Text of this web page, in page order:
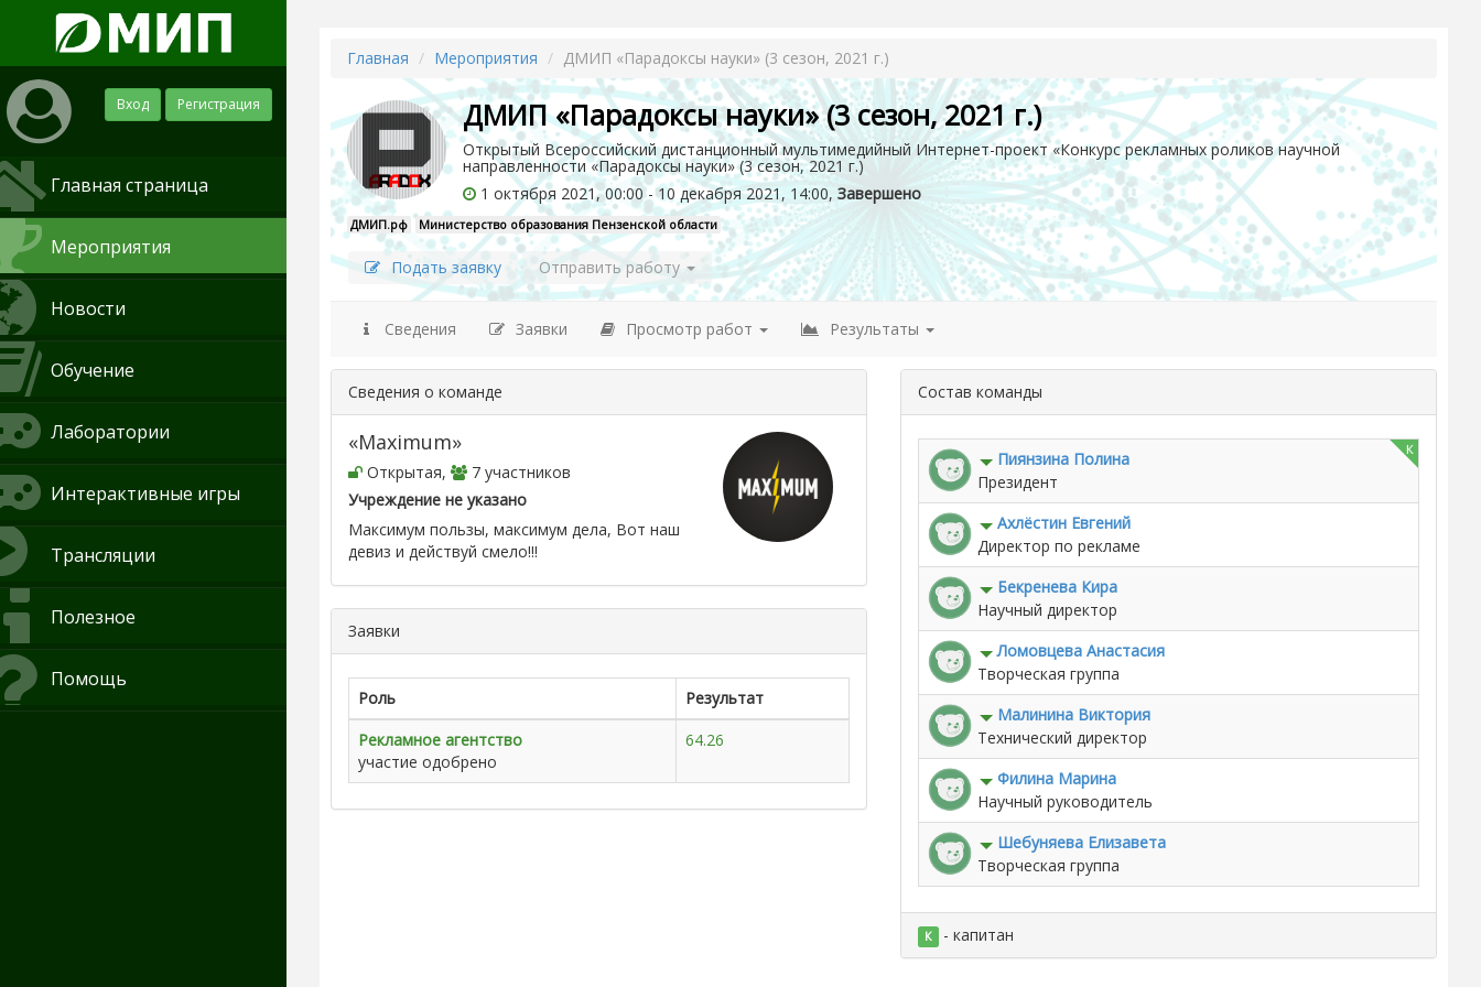
Вход Регистрация
Главная страница
Мероприятия
Новости
Обучение
Лаборатории
Интерактивные игры
Трансляции
Полезное
Помощь
Главная Мероприятия ДМИП «Парадоксы науки» (3 сезон, 2021 г.)
ДМИП «Парадоксы науки» (3 сезон, 2021 г.)
Открытый Всероссийский дистанционный мультимедийный Интернет-проект «Конкурс рекламных роликов научной
направленности «Парадоксы науки» (3 сезон, 2021 г.)
1 октября 2021, 00:00 - 10 декабря 2021, 14:00, Завершено
ДМИП.рф Министерство образования Пензенской области
Подать заявку Отправить работу
Сведения Заявки Просмотр работ Результаты
Сведения о команде
«Maximum»
Открытая,
7 участников
Учреждение не указано
Максимум пользы, максимум дела, Вот наш
девиз и действуй смело!!!
Заявки
Роль
Результат
Рекламное агентство
участие одобрено
64.26
Состав команды
к
Пиянзина Полина
Президент
Ахлёстин Евгений
Директор по рекламе
Бекренева Кира
Научный директор
Ломовцева Анастасия
Творческая группа
Малинина Виктория
Технический директор
Филина Марина
Научный руководитель
Шебуняева Елизавета
Творческая группа
К - капитан